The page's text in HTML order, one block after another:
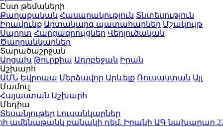
Ըստ թեմաների
Քաղաքական Հասարակություն Տնտեսություն
Իրավունք Արտակարգ պատահարներ Մշակույթ
Սպորտ Հարցազրույցներ Վերլուծական
Ծաղրանկարներ
Տարածաշրջան
Արցախ Թուրքիա Ադրբեջան Իրան
Աշխարհ
ԱՄՆ Եվրոպա Մերձավոր Արևելք Ռուսաստան Այլ
Մամուլ
Հայաստան Աշխարհ
Մեդիա
Տեսանյութեր Լուսանկարներ
ամենաթանկ բանակի դեմ. Իրանի ԱԳ նախարար23:30